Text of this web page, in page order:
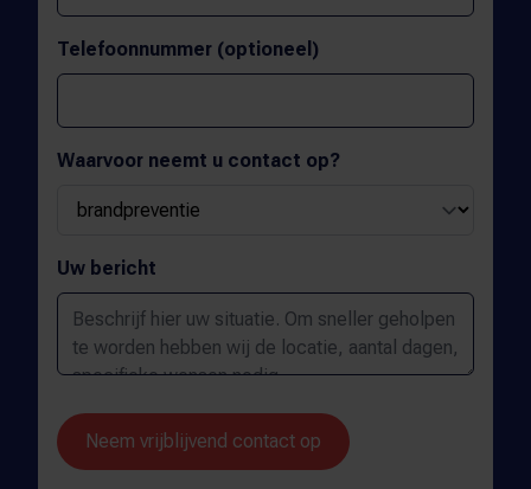
Telefoonnummer (optioneel)
Waarvoor neemt u contact op?
Uw bericht
Neem vrijblijvend contact op